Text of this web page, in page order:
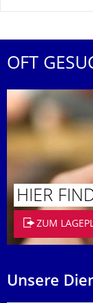
OFT
HIER
ZUM
Unsere